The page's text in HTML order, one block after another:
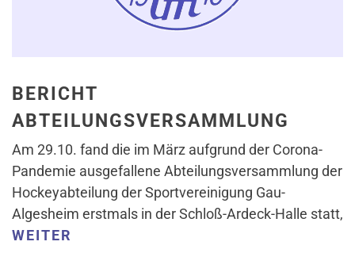
BERICHT
ABTEILUNGSVERSAMMLUNG
Am 29.10. fand die im März aufgrund der Corona-
Pandemie ausgefallene Abteilungsversammlung der
Hockeyabteilung der Sportvereinigung Gau-
Algesheim erstmals in der Schloß-Ardeck-Halle statt,
WEITER